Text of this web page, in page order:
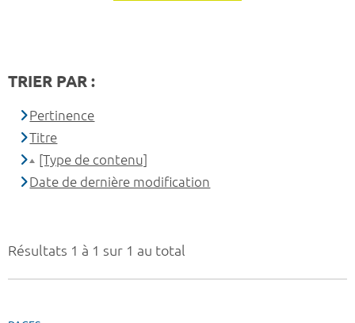
Résultats 1 à 1 sur 1 au total
TRIER PAR :
Pertinence
Titre
[Type de contenu]
Date de dernière modification